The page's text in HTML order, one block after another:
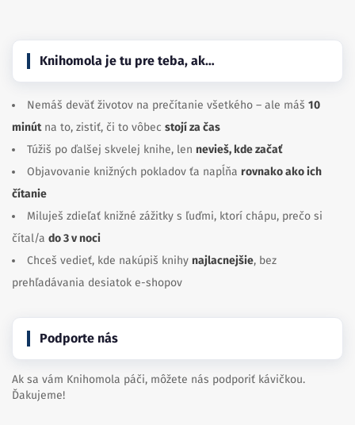
Knihomola je tu pre teba, ak…
Nemáš deväť životov na prečítanie všetkého – ale máš 10
minútna to, zistiť, či to vôbec stojí za čas
Túžiš po ďalšej skvelej knihe, len nevieš, kde začať
Objavovanie knižných pokladov ťa napĺňa rovnako ako ich
čítanie
Miluješ zdieľať knižné zážitky s ľuďmi, ktorí chápu, prečo si
čítal/a do 3 v noci
Chceš vedieť, kde nakúpiš knihy najlacnejšie, bez
prehľadávania desiatok e-shopov
Podporte nás
Ak sa vám Knihomola páči, môžete nás podporiť kávičkou.
Ďakujeme!